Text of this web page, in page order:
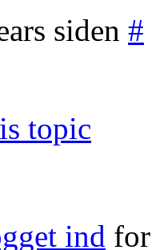
siden #
topic
ind for